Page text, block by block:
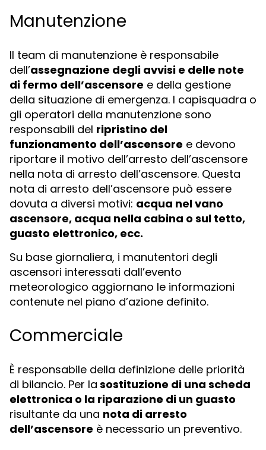
Manutenzione
Il team di manutenzione è responsabile
dell’assegnazione degli avvisi e delle note
di fermo dell’ascensore e della gestione
della situazione di emergenza. I capisquadra o
gli operatori della manutenzione sono
responsabili del ripristino del
funzionamento dell’ascensore e devono
riportare il motivo dell’arresto dell’ascensore
nella nota di arresto dell’ascensore. Questa
nota di arresto dell’ascensore può essere
dovuta a diversi motivi: acqua nel vano
ascensore, acqua nella cabina o sul tetto,
guasto elettronico, ecc.
Su base giornaliera, i manutentori degli
ascensori interessati dall’evento
meteorologico aggiornano le informazioni
contenute nel piano d’azione definito.
Commerciale
È responsabile della definizione delle priorità
di bilancio. Per la sostituzione di una scheda
elettronica o la riparazione di un guasto
risultante da una nota di arresto
dell’ascensore è necessario un preventivo.